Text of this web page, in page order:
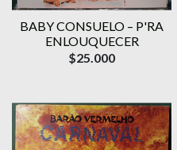
BABY CONSUELO – P'RA
ENLOUQUECER
$25.000